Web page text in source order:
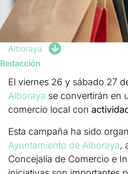
Alboraya
Redacción
El viernes 26 y sábado 27
Alboraya se convertirán en
comercio local con
Esta campaña ha sido
Ayuntamiento de Alboraya,
Concejalía de Comercio e